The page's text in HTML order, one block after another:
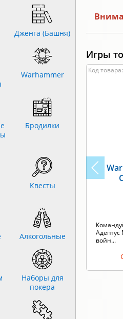
Игры
Код
Адептус
войн...
Дженга (Башня)
Warhammer
Бродилки
Квесты
Алкогольные
Наборы для
покера